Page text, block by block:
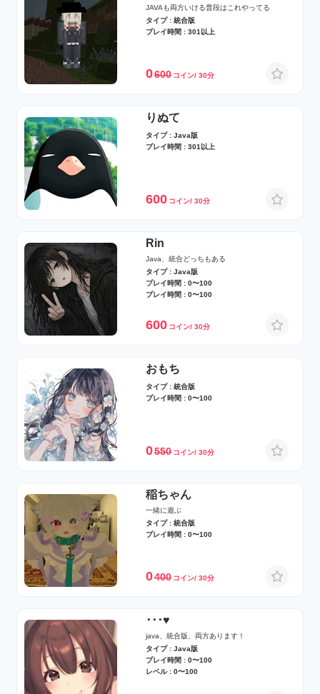
JAVAも両方いける普段はこれやってる
タイプ : 統合版
プレイ時間 : 301以上
0600 コイン/ 30分
りぬて
タイプ : Java版
プレイ時間 : 301以上
600 コイン/ 30分
Rin
Java、統合どっちもある
タイプ : Java版
プレイ時間 : 0〜100
プレイ時間 : 0〜100
600 コイン/ 30分
おもち
タイプ : 統合版
プレイ時間 : 0〜100
0550 コイン/ 30分
稲ちゃん
一緒に遊ぶ
タイプ : 統合版
プレイ時間 : 0〜100
0400 コイン/ 30分
･･･♥
java、統合版、両方あります！
タイプ : Java版
プレイ時間 : 0〜100
レベル : 0〜100